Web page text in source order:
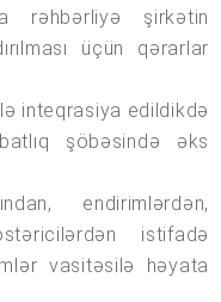
şirkətin
üçün qərarlar
inteqrasiya edildikdə
şöbəsində əks
endirimlərdən,
istifadə
vasitəsilə həyata